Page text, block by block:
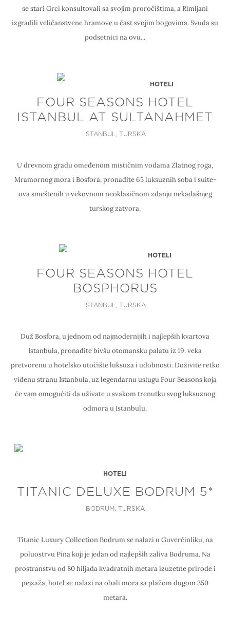
se stari Grci konsultovali sa svojim proročištima, a Rimljani
izgradili veličanstvene hramove u čast svojim bogovima. Svuda su
podsetnici na ovu...
HOTELI
FOUR SEASONS HOTEL
ISTANBUL AT SULTANAHMET
ISTANBUL, TURSKA
U drevnom gradu omeđenom mističnim vodama Zlatnog roga,
Mramornog mora i Bosfora, pronađite 65 luksuznih soba i suite-
ova smeštenih u vekovnom neoklasičnom zdanju nekadašnjeg
turskog zatvora.
HOTELI
FOUR SEASONS HOTEL
BOSPHORUS
ISTANBUL, TURSKA
Duž Bosfora, u jednom od najmodernijih i najlepših kvartova
Istanbula, pronađite bivšu otomansku palatu iz 19. veka
pretvorenu u hotelsko utočište luksuza i udobnosti. Doživite retko
viđenu stranu Istanbula, uz legendarnu uslugu Four Seasons koja
će vam omogućiti da uživate u svakom trenutku svog luksuznog
odmora u Istanbulu.
HOTELI
TITANIC DELUXE BODRUM 5*
BODRUM, TURSKA
Titanic Luxury Collection Bodrum se nalazi u Guverčinliku, na
poluostrvu Pina koji je jedan od najlepših zaliva Bodruma. Na
prostranstvu od 80 hiljada kvadratnih metara izuzetne prirode i
pejzaža, hotel se nalazi na obali mora sa plažom dugom 350
metara.